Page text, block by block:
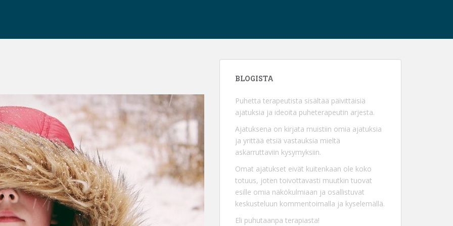
BLOGISTA
Puhetta terapeutista sisältää päivittäisiä
ajatuksia ja ideoita puheterapeutin arjesta.
Ajatuksena on kirjata muistiin omia ajatuksia
ja yrittää etsiä vastauksia mieltä
askarruttaviin kysymyksiin.
Omat ajatukset eivät kuitenkaan ole koko
totuus, joten toivottavasti muutkin tuovat
esille omia näkökulmiaan ja osallistuvat
keskusteluun kommentoimalla ja kyselemällä.
Eli puhutaanpa terapiasta!